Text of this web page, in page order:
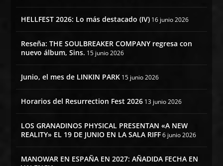
HELLFEST 2026: Lo más destacado (IV) 16 junio 2026
Reseña: THE SOULBREAKER COMPANY regresa con
nuevo álbum, Sins. 15 junio 2026
Junio, el mes de LINKIN PARK 15 junio 2026
Horarios del Resurrection Fest 2026 13 junio 2026
LOS GRANADINOS PHYSICAL PRESENTAN «A NEW
REALITY» EL 19 DE JUNIO EN LA SALA RIFF 6 junio 2026
MANOWAR EN ESPAÑA EN 2027: AÑADIDA FECHA EN